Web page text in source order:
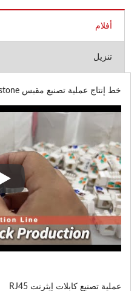
أفلام
تنزيل
خط إنتاج عملية تصنيع مقبس RJ45 Keystone
عملية تصنيع كابلات إيثرنت RJ45